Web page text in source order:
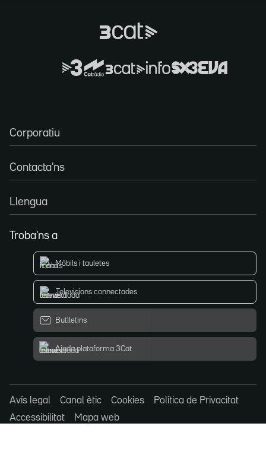
Corporatiu
Contacta'ns
Llengua
Troba'ns a
Mòbils i tauletes
Televisions connectades
Butlletins
Ajuda plataforma 3Cat
Avís legal Canal ètic Cookies
Política de Privacitat
Accessibilitat
Mapa web